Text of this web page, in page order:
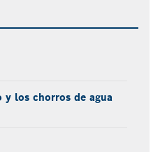
los chorros de agua